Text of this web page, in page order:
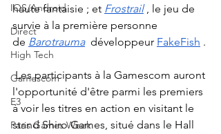
IOS/Android
Direct
High Tech
Gamescom
E3
Paris Games Week
haute fantaisie ; et Frostrail , le jeu de
survie à la première personne
de Barotrauma développeur FakeFish .
Les participants à la Gamescom auront
l'opportunité d'être parmi les premiers
à voir les titres en action en visitant le
stand Shiro Games, situé dans le Hall